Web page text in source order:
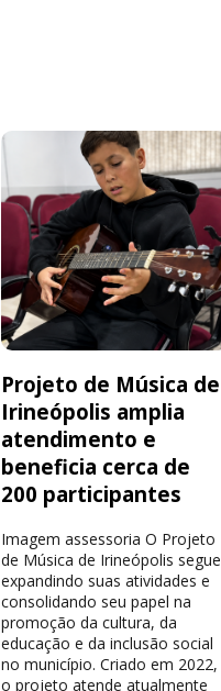
Projeto de Música de
Irineópolis amplia
atendimento e
beneficia cerca de
200 participantes
Imagem assessoria O Projeto
de Música de Irineópolis segue
expandindo suas atividades e
consolidando seu papel na
promoção da cultura, da
educação e da inclusão social
no município. Criado em 2022,
o projeto atende atualmente